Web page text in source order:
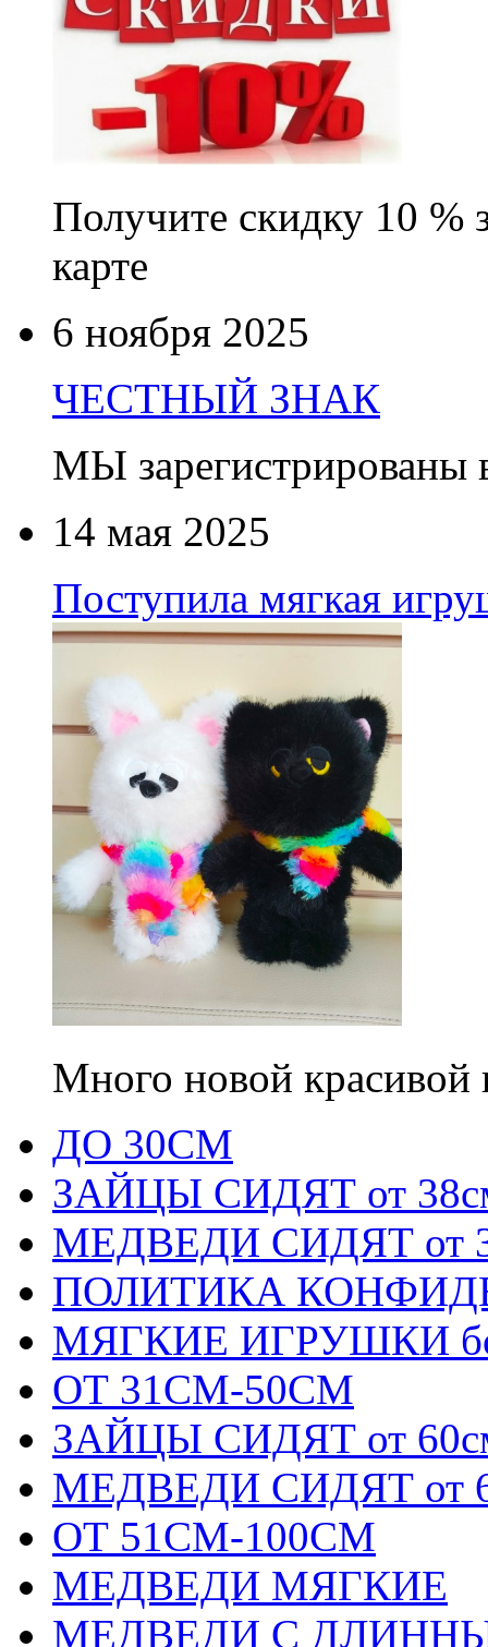
Получите скидку 10 %
карте
6 ноября 2025
ЧЕСТНЫЙ ЗНАК
МЫ
14 мая 2025
Поступила мягкая
Много новой красивой
ДО 30СМ
ЗАЙЦЫ СИДЯТ от
МЕДВЕДИ СИДЯТ от
ПОЛИТИКА
МЯГКИЕ ИГРУШКИ
ОТ 31СМ-50СМ
ЗАЙЦЫ СИДЯТ от
МЕДВЕДИ СИДЯТ от
ОТ 51СМ-100СМ
МЕДВЕДИ МЯГКИЕ
МЕДВЕДИ С